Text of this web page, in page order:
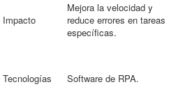
Impacto
Mejora la velocidad y
reduce errores en tareas
específicas.
Tecnologías Software de RPA.